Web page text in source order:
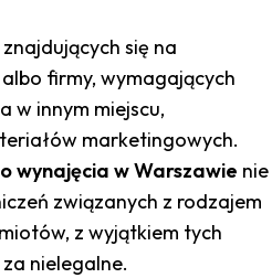
się na
firmy, wymagających
w innym miejscu,
marketingowych.
wynajęcia w Warszawie nie
związanych z rodzajem
z wyjątkiem tych
nielegalne.